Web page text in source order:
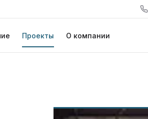
Проекты О компании